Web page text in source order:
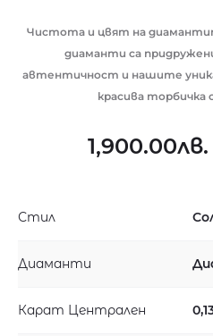
Чистота и цвят на
диаманти са
автентичност и нашите
красива торбичка
1,900.00лв.
Стил
Диаманти
Карат Централен